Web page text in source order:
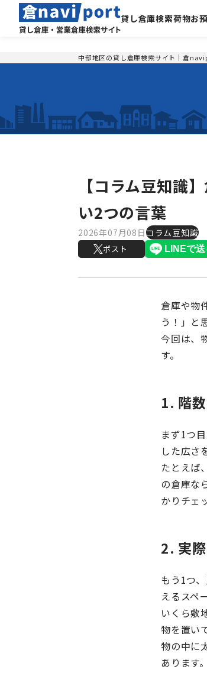
貸し倉庫検索荷物お
中部地区の貸し倉庫検索サイト｜倉
【コラム豆知識
い2つの言葉
2026年07月08日コラム豆知識
ポスト
倉庫や物
う！」と
今回は、
す。
1. 階
まず1つ
した広さ
たとえば
の倉庫な
かりチェ
2. 実
もう1つ
えるスペ
いくら敷
物を置い
物の中に
あります